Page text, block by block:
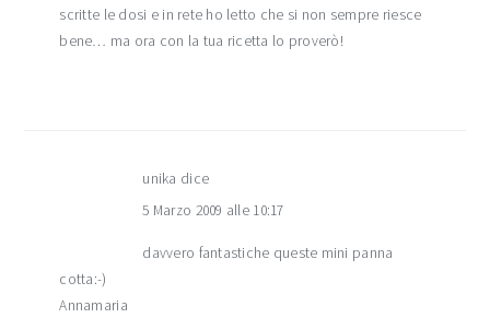
scritte le dosi e in rete ho letto che si non sempre riesce
bene… ma ora con la tua ricetta lo proverò!
unika dice
5 Marzo 2009 alle 10:17
davvero fantastiche queste mini panna
cotta:-)
Annamaria